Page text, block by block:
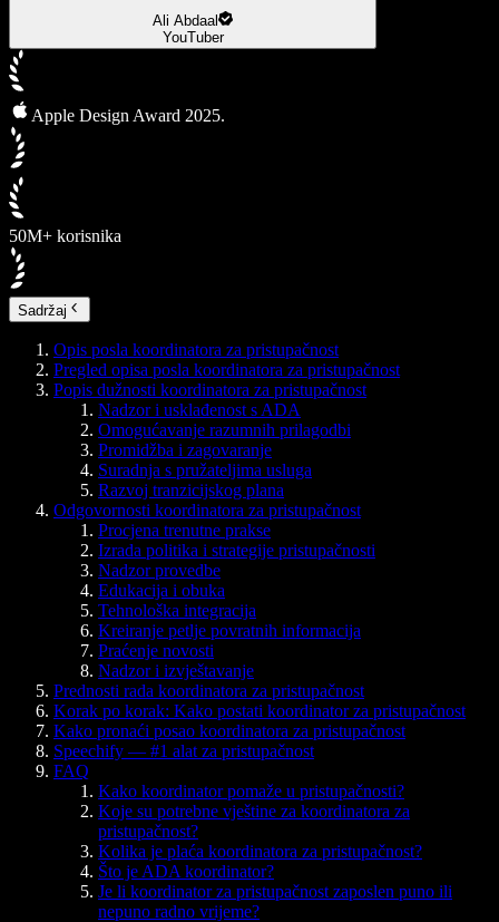
Ali Abdaal
YouTuber
Apple Design Award 2025.
50M+ korisnika
Sadržaj
Opis posla koordinatora za pristupačnost
Pregled opisa posla koordinatora za pristupačnost
Popis dužnosti koordinatora za pristupačnost
Nadzor i usklađenost s ADA
Omogućavanje razumnih prilagodbi
Promidžba i zagovaranje
Suradnja s pružateljima usluga
Razvoj tranzicijskog plana
Odgovornosti koordinatora za pristupačnost
Procjena trenutne prakse
Izrada politika i strategije pristupačnosti
Nadzor provedbe
Edukacija i obuka
Tehnološka integracija
Kreiranje petlje povratnih informacija
Praćenje novosti
Nadzor i izvještavanje
Prednosti rada koordinatora za pristupačnost
Korak po korak: Kako postati koordinator za pristupačnost
Kako pronaći posao koordinatora za pristupačnost
Speechify — #1 alat za pristupačnost
FAQ
Kako koordinator pomaže u pristupačnosti?
Koje su potrebne vještine za koordinatora za
pristupačnost?
Kolika je plaća koordinatora za pristupačnost?
Što je ADA koordinator?
Je li koordinator za pristupačnost zaposlen puno ili
nepuno radno vrijeme?